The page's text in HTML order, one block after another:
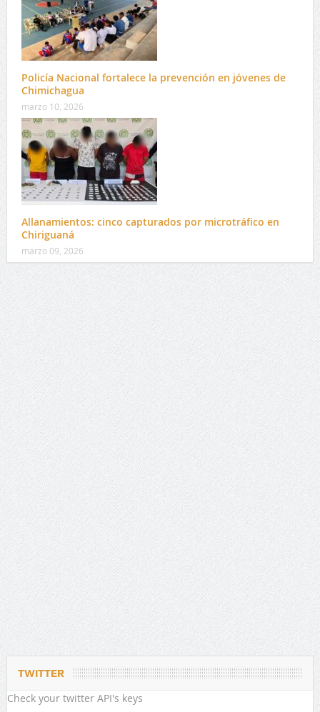
Policía Nacional fortalece la prevención en jóvenes de
Chimichagua
marzo 10, 2026
Allanamientos: cinco capturados por microtráfico en
Chiriguaná
marzo 09, 2026
TWITTER
Check your twitter API's keys